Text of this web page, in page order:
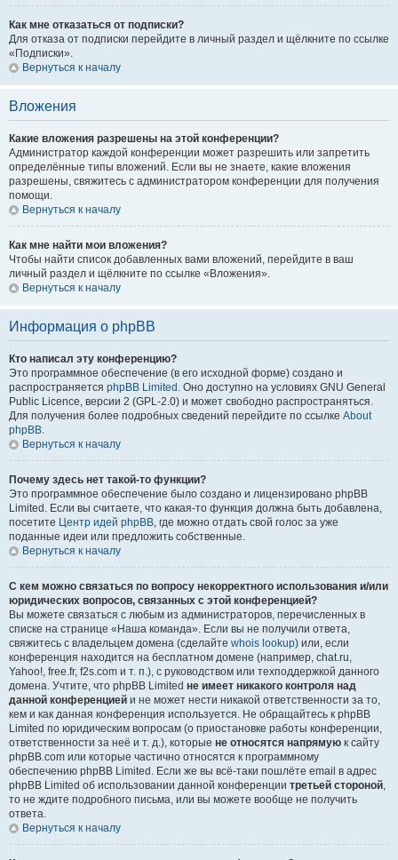
Как мне отказаться от подписки?
Для отказа от подписки перейдите в личный раздел и щёлкните по ссылке
«Подписки».
Вернуться к началу
Вложения
Какие вложения разрешены на этой конференции?
Администратор каждой конференции может разрешить или запретить
определённые типы вложений. Если вы не знаете, какие вложения
разрешены, свяжитесь с администратором конференции для получения
помощи.
Вернуться к началу
Как мне найти мои вложения?
Чтобы найти список добавленных вами вложений, перейдите в ваш
личный раздел и щёлкните по ссылке «Вложения».
Вернуться к началу
Информация о phpBB
Кто написал эту конференцию?
Это программное обеспечение (в его исходной форме) создано и
распространяется phpBB Limited . Оно доступно на условиях GNU General
Public Licence, версии 2 (GPL-2.0) и может свободно распространяться.
Для получения более подробных сведений перейдите по ссылке About
phpBB.
Вернуться к началу
Почему здесь нет такой-то функции?
Это программное обеспечение было создано и лицензировано phpBB
Limited. Если вы считаете, что какая-то функция должна быть добавлена,
посетите Центр идей phpBB, где можно отдать свой голос за уже
поданные идеи или предложить собственные.
Вернуться к началу
С кем можно связаться по вопросу некорректного использования и/или
юридических вопросов, связанных с этой конференцией?
Вы можете связаться с любым из администраторов, перечисленных в
списке на странице «Наша команда». Если вы не получили ответа,
свяжитесь с владельцем домена (сделайте whois lookup) или, если
конференция находится на бесплатном домене (например, chat.ru,
Yahoo!, free.fr, f2s.com и т. п.), с руководством или техподдержкой данного
домена. Учтите, что phpBB Limited не имеет никакого контроля над
данной конференцией и не может нести никакой ответственности за то,
кем и как данная конференция используется. Не обращайтесь к phpBB
Limited по юридическим вопросам (о приостановке работы конференции,
ответственности за неё и т. д.), которые не относятся напрямую к сайту
phpBB.com или которые частично относятся к программному
обеспечению phpBB Limited. Если же вы всё-таки пошлёте email в адрес
phpBB Limited об использовании данной конференции третьей стороной,
то не ждите подробного письма, или вы можете вообще не получить
ответа.
Вернуться к началу